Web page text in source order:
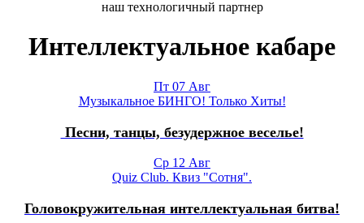
наш технологичный партнер
Интеллектуальное кабаре
Пт 07 Авг
Музыкальное БИНГО! Только Хиты!
Песни, танцы, безудержное веселье!
Ср 12 Авг
Quiz Club. Квиз "Сотня".
Головокружительная интеллектуальная битва!